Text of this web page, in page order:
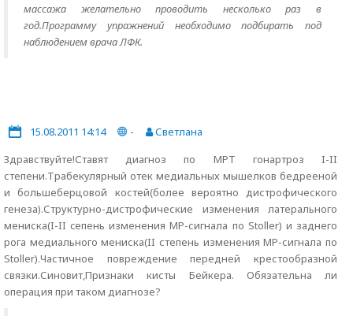
массажа желательно проводить несколько раз в
год.Программу упражнений необходимо подбирать под
наблюдением врача ЛФК.
15.08.2011 14:14 -
Светлана
Здравствуйте!Ставят диагноз по МРТ гонартроз I-II
степени.Трабекулярный отек медиальных мышелков бедрееной
и большеберцовой костей(более вероятно дистрофического
генеза).Структурно-дистрофические изменения латерального
мениска(I-II cепень изменения МР-сигнала по Stoller) и заднего
рога медиального мениска(II степень изменения МР-сигнала по
Stoller).Частичное повреждение передней крестообразной
связки.Синовит,Признаки кисты Бейкера. Обязательна ли
операция при таком диагнозе?